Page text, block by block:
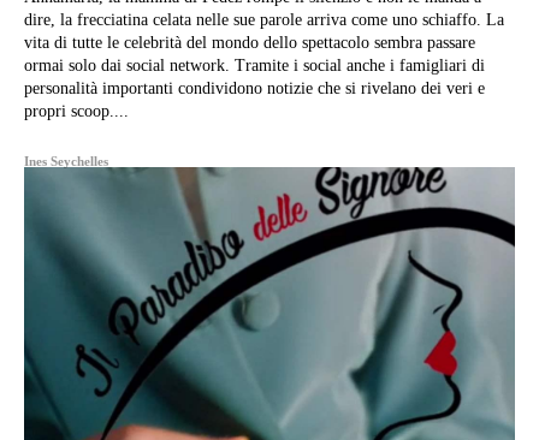
dire, la frecciatina celata nelle sue parole arriva come uno schiaffo. La
vita di tutte le celebrità del mondo dello spettacolo sembra passare
ormai solo dai social network. Tramite i social anche i famigliari di
personalità importanti condividono notizie che si rivelano dei veri e
propri scoop....
Ines Seychelles